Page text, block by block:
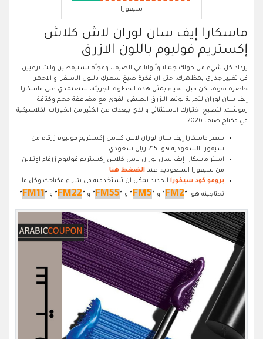
سيفورا
ماسكارا إيف سان لوران لاش كلاش
إكستريم فوليوم باللون الازرق
يزداد كل شيء من حولك جمالا وألوانا في الصيف، وفجأة تستيقظين وانتِ ترغبين
في تغيير جذري بمظهرك، حتى ان فكرة صبغ شعركِ باللون الاشقر او الاحمر
حاضرة بقوة، لكن قبل القيام بمثل هذه الخطوة الجريئة، ستعتمدي على ماسكارا
إيف سان لوران لتجربة لونها الازرق الصيفي القوي مع مضاعفة حجم وكثافة
رموشك، لتصبح اختيارك الاستثنائي والذي يبعدك عن الكثير من الخيارات الكلاسيكية
في مكياج صيف 2026.
سعر ماسكارا إيف سان لوران لاش كلاش إكستريم فوليوم زرقاء من
سيفورا السعودية هو: 215 ريال سعودي
اشتر ماسكارا إيف سان لوران لاش كلاش إكستريم فوليوم زرقاء اونلاين
من سيفورا السعودية، عند الضغط هنا
برومو كود سيفورا الجديد يمكن ان تستخدميه في شراء مكياجك وكل ما
تحتاجينه هو: "
FM2
" و "
FM5
" و "
FM55
" و "
FM22
" و "
FM11
"